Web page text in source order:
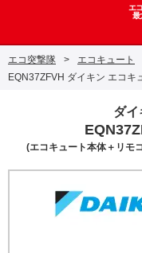
エ
最
エコ突撃隊 > エコキュート
EQN37ZFVH ダイキン エコ
ダイ
(エコキュート本体＋リモ